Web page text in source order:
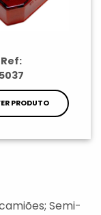
Ref:
PRODUTO
Semi-